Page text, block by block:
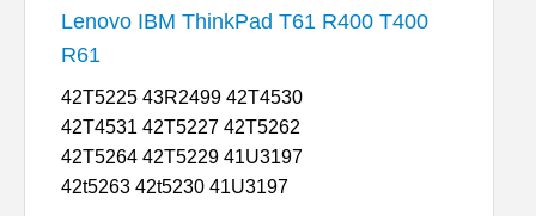
Lenovo IBM ThinkPad T61 R400 T400
R61
42T5225 43R2499 42T4530
42T4531 42T5227 42T5262
42T5264 42T5229 41U3197
42t5263 42t5230 41U3197